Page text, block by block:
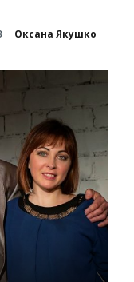
Оксана Якушко